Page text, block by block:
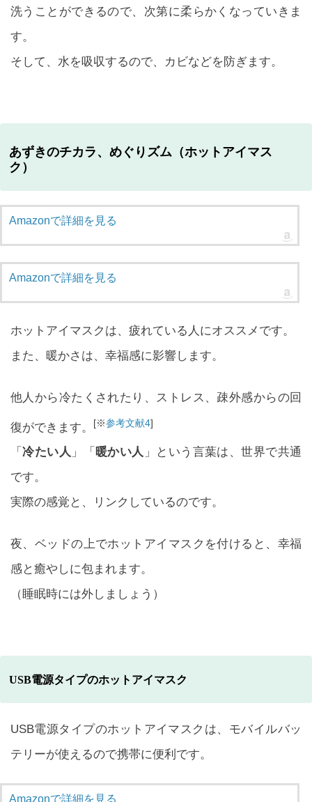
洗うことができるので、次第に柔らかくなっていきま
す。
そして、水を吸収するので、カビなどを防ぎます。
あずきのチカラ、めぐりズム（ホットアイマス
ク）
Amazonで詳細を見る
Amazonで詳細を見る
ホットアイマスクは、疲れている人にオススメです。
また、暖かさは、幸福感に影響します。
他人から冷たくされたり、ストレス、疎外感からの回
復ができます。 [※参考文献4]
「冷たい人 」「 暖かい人 」という言葉は、世界で共通
です。
実際の感覚と、リンクしているのです。
夜、ベッドの上でホットアイマスクを付けると、幸福
感と癒やしに包まれます。
（睡眠時には外しましょう）
USB電源タイプのホットアイマスク
USB電源タイプのホットアイマスクは、モバイルバッ
テリーが使えるので携帯に便利です。
Amazonで詳細を見る